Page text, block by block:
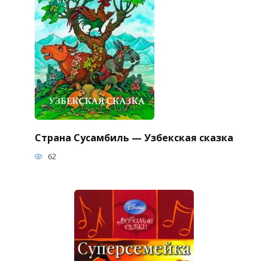
Страна Сусамбиль — Узбекская сказка
62